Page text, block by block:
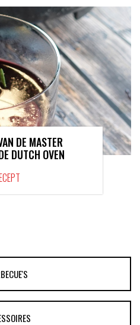
DE MASTER
DUTCH OVEN